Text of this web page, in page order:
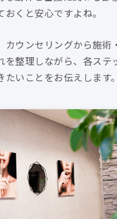
おくと安心ですよね。
カウンセリングから施術
を整理しながら、各ステ
たいことをお伝えします。